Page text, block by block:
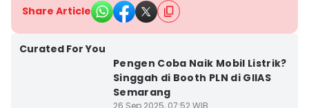
Share Article
Curated For You
Pengen Coba Naik Mobil Listrik?
Singgah di Booth PLN di GIIAS
Semarang
26 Sep 2025, 07:52 WIB